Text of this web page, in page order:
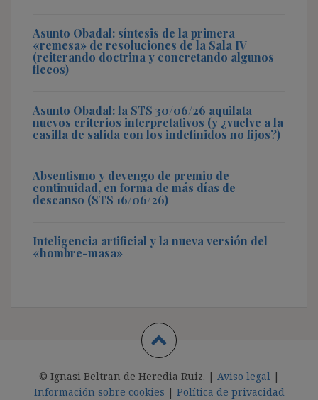
Asunto Obadal: síntesis de la primera
«remesa» de resoluciones de la Sala IV
(reiterando doctrina y concretando algunos
flecos)
Asunto Obadal: la STS 30/06/26 aquilata
nuevos criterios interpretativos (y ¿vuelve a la
casilla de salida con los indefinidos no fijos?)
Absentismo y devengo de premio de
continuidad, en forma de más días de
descanso (STS 16/06/26)
Inteligencia artificial y la nueva versión del
«hombre-masa»
© Ignasi Beltran de Heredia Ruiz. | Aviso legal |
Información sobre cookies | Política de privacidad